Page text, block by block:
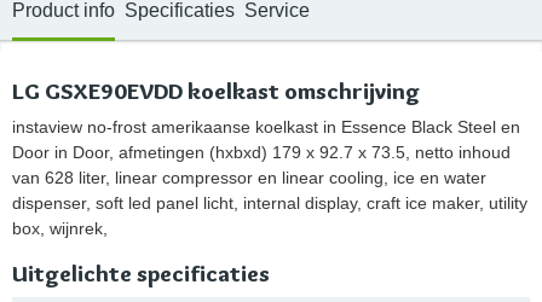
Product info Specificaties Service
LG GSXE90EVDD koelkast omschrijving
instaview no-frost amerikaanse koelkast in Essence Black Steel en
Door in Door, afmetingen (hxbxd) 179 x 92.7 x 73.5, netto inhoud
van 628 liter, linear compressor en linear cooling, ice en water
dispenser, soft led panel licht, internal display, craft ice maker, utility
box, wijnrek,
Uitgelichte specificaties